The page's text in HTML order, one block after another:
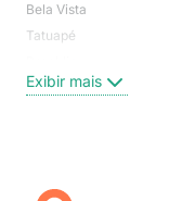
Bela Vista
Tatuapé
Centro
Campo Belo
Exibir mais